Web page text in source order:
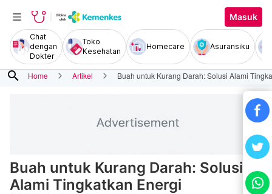
Masuk
Chat
dengan
Dokter
Toko
Kesehatan
Homecare Asuransiku
search Home Artikel Buah untuk Kurang Darah: Solusi Alami
Buah untuk Kurang Darah: Solusi
Alami Tingkatkan Energi